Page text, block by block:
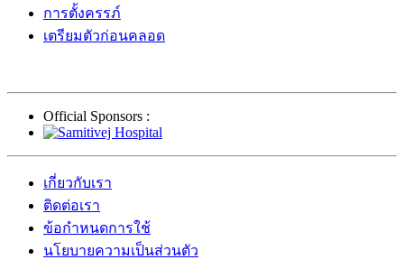
การตั้งครรภ์
เตรียมตัวก่อนคลอด
Official Sponsors :
เกี่ยวกับเรา
ติดต่อเรา
ข้อกำหนดการใช้
นโยบายความเป็นส่วนตัว